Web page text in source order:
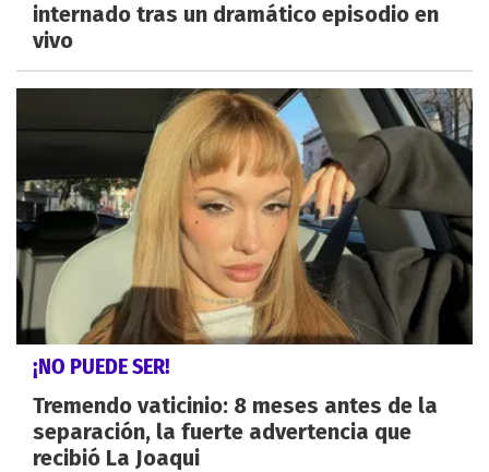
internado tras un dramático episodio en
vivo
¡NO PUEDE SER!
Tremendo vaticinio: 8 meses antes de la
separación, la fuerte advertencia que
recibió La Joaqui